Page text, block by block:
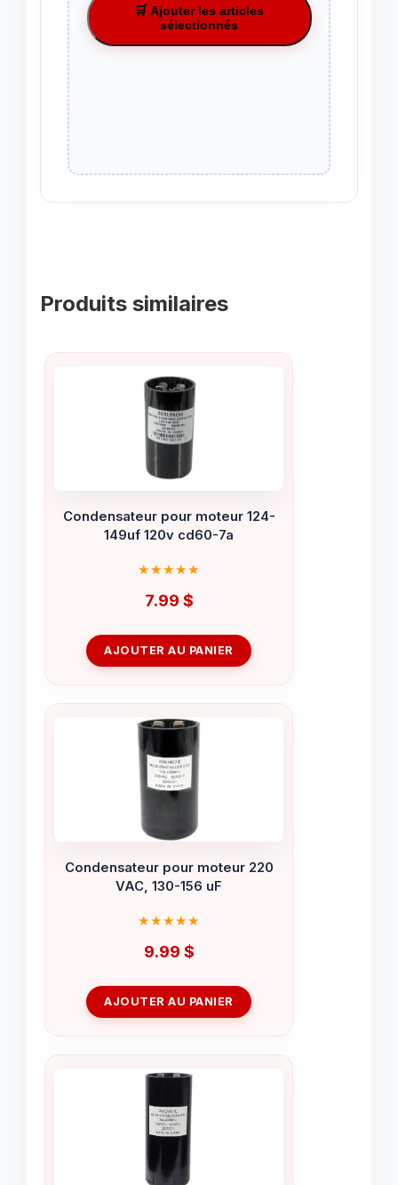
🛒 Ajouter les articles
sélectionnés
Produits similaires
Condensateur pour moteur 124-
149uf 120v cd60-7a
7.99 $
AJOUTER AU PANIER
Condensateur pour moteur 220
VAC, 130-156 uF
9.99 $
AJOUTER AU PANIER